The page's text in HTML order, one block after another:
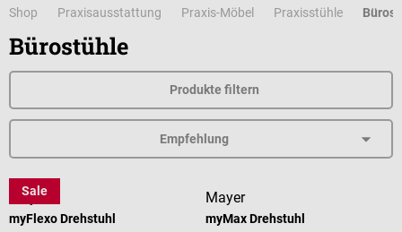
Shop Praxisausstattung Praxis-Möbel Praxisstühle
Bürostühle
Produkte filtern
Sale
Mayer
myFlexo Drehstuhl
Mayer
myMax Drehstuhl